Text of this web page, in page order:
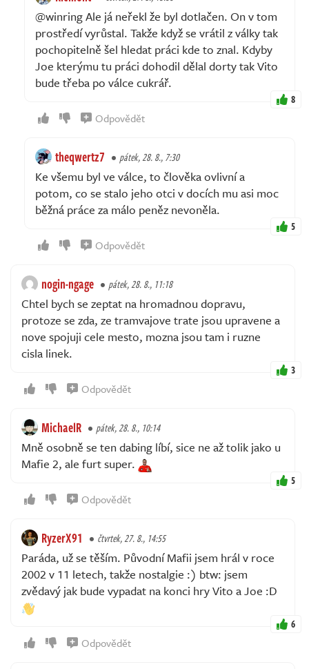
@winring Ale já neřekl že byl dotlačen. On v tom
prostředí vyrůstal. Takže když se vrátil z války tak
pochopitelně šel hledat práci kde to znal. Kdyby
Joe kterýmu tu práci dohodil dělal dorty tak Vito
bude třeba po válce cukrář.
8
Odpovědět
theqwertz7 pátek, 28. 8., 7:30
Ke všemu byl ve válce, to člověka ovlivní a
potom, co se stalo jeho otci v docích mu asi moc
běžná práce za málo peněz nevoněla.
5
Odpovědět
nogin-ngage pátek, 28. 8., 11:18
Chtel bych se zeptat na hromadnou dopravu,
protoze se zda, ze tramvajove trate jsou upravene a
nove spojuji cele mesto, mozna jsou tam i ruzne
cisla linek.
3
Odpovědět
MichaelR pátek, 28. 8., 10:14
Mně osobně se ten dabing líbí, sice ne až tolik jako u
Mafie 2, ale furt super.
5
Odpovědět
RyzerX91 čtvrtek, 27. 8., 14:55
Paráda, už se těším. Původní Mafii jsem hrál v roce
2002 v 11 letech, takže nostalgie :) btw: jsem
zvědavý jak bude vypadat na konci hry Vito a Joe :D
6
Odpovědět